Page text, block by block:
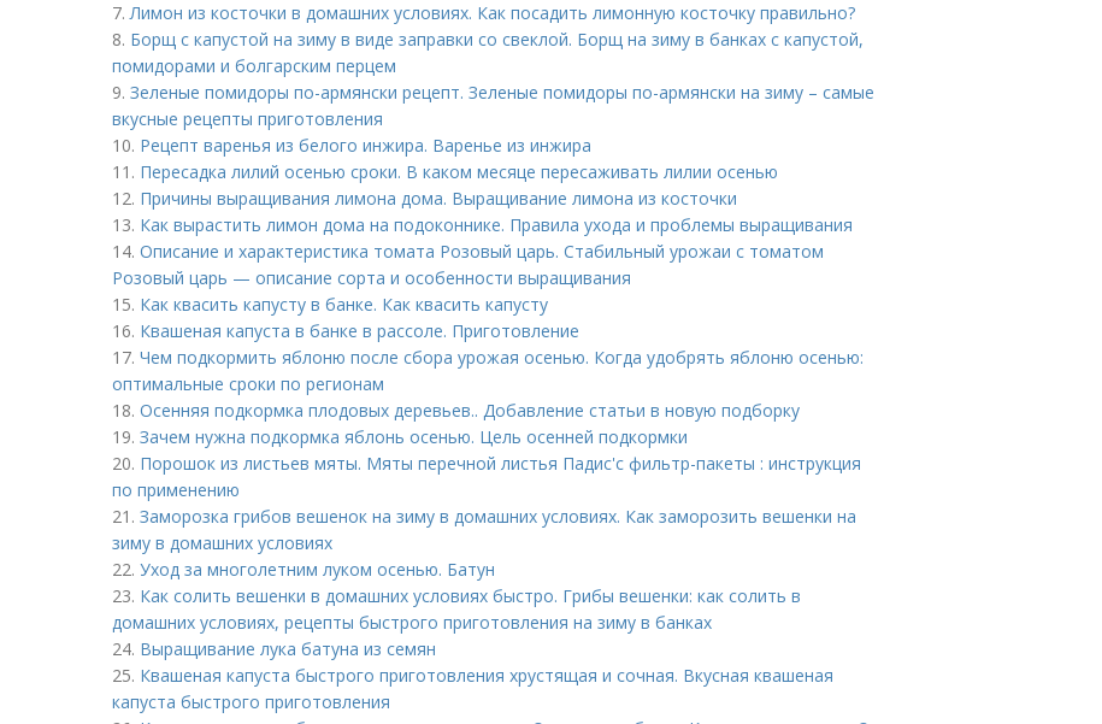
7.Лимон из косточки в домашних условиях. Как посадить лимонную косточку правильно?
8. Борщ с капустой на зиму в виде заправки со свеклой. Борщ на зиму в банках с капустой,
помидорами и болгарским перцем
9. Зеленые помидоры по-армянски рецепт. Зеленые помидоры по-армянски на зиму – самые
вкусные рецепты приготовления
10. Рецепт варенья из белого инжира. Варенье из инжира
11. Пересадка лилий осенью сроки. В каком месяце пересаживать лилии осенью
12. Причины выращивания лимона дома. Выращивание лимона из косточки
13. Как вырастить лимон дома на подоконнике. Правила ухода и проблемы выращивания
14. Описание и характеристика томата Розовый царь. Стабильный урожаи с томатом
Розовый царь — описание сорта и особенности выращивания
15. Как квасить капусту в банке. Как квасить капусту
16. Квашеная капуста в банке в рассоле. Приготовление
17. Чем подкормить яблоню после сбора урожая осенью. Когда удобрять яблоню осенью:
оптимальные сроки по регионам
18. Осенняя подкормка плодовых деревьев.. Добавление статьи в новую подборку
19. Зачем нужна подкормка яблонь осенью. Цель осенней подкормки
20. Порошок из листьев мяты. Мяты перечной листья Падис'с фильтр-пакеты : инструкция
по применению
21. Заморозка грибов вешенок на зиму в домашних условиях. Как заморозить вешенки на
зиму в домашних условиях
22. Уход за многолетним луком осенью. Батун
23. Как солить вешенки в домашних условиях быстро. Грибы вешенки: как солить в
домашних условиях, рецепты быстрого приготовления на зиму в банках
24. Выращивание лука батуна из семян
25. Квашеная капуста быстрого приготовления хрустящая и сочная. Вкусная квашеная
капуста быстрого приготовления